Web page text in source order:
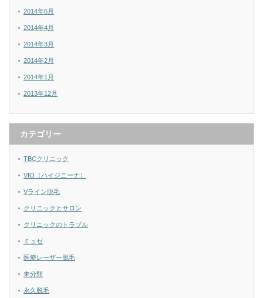
2014年6月
2014年4月
2014年3月
2014年2月
2014年1月
2013年12月
カテゴリー
TBCクリニック
VIO（ハイジニーナ）
Vライン脱毛
クリニックとサロン
クリニックのトラブル
ミュゼ
医療レーザー脱毛
未分類
永久脱毛